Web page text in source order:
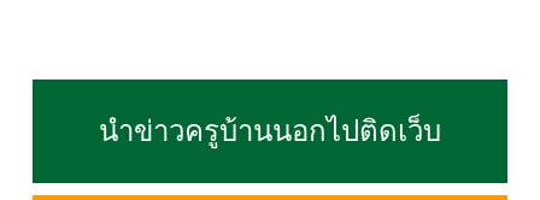
นำข่าวครูบ้านนอกไปติดเว็บ